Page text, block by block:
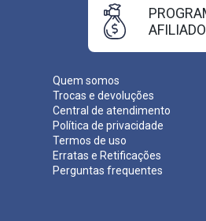
Quem somos
Trocas e devoluções
Central de atendimento
Política de privacidade
Termos de uso
Erratas e Retificações
Perguntas frequentes